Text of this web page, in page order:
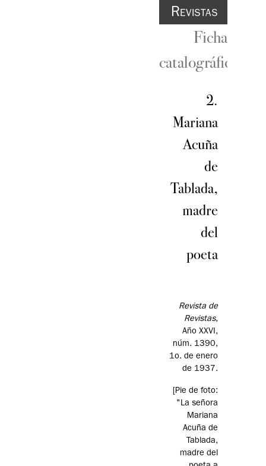
Revistas
Ficha
catalográfica
2.
Mariana
Acuña
de
Tablada,
madre
del
poeta
Revista de
Revistas,
Año XXVI,
núm. 1390,
1o. de enero
de 1937.
[Pie de foto:
"La señora
Mariana
Acuña de
Tablada,
madre del